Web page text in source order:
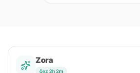
Zora
čez 2h 2m